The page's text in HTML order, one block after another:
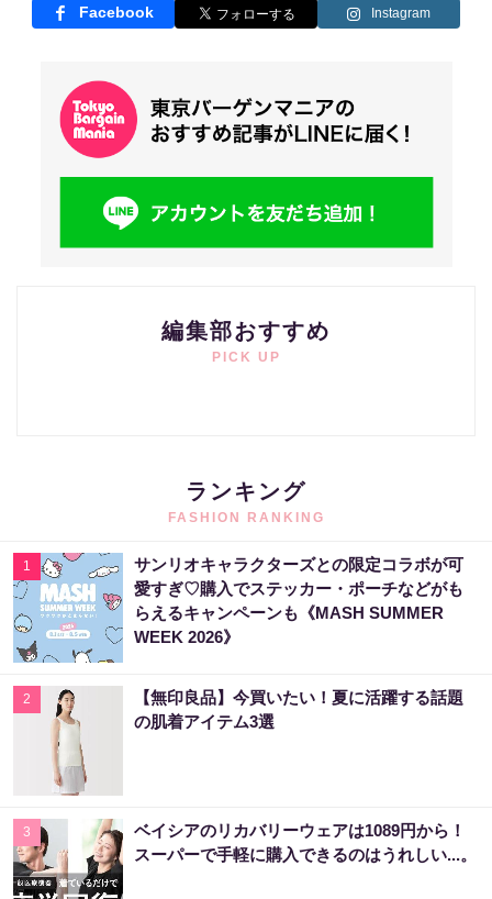
Facebook Instagram
編集部おすすめ
PICK UP
ランキング
FASHION RANKING
1
サンリオキャラクターズとの限定コラボが可
愛すぎ♡購入でステッカー・ポーチなどがも
らえるキャンペーンも《MASH SUMMER
WEEK 2026》
2
【無印良品】今買いたい！夏に活躍する話題
の肌着アイテム3選
3
ベイシアのリカバリーウェアは1089円から！
スーパーで手軽に購入できるのはうれしい...。